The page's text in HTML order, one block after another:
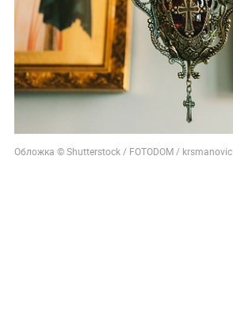
Обложка © Shutterstock / FOTODOM / krsmanovic